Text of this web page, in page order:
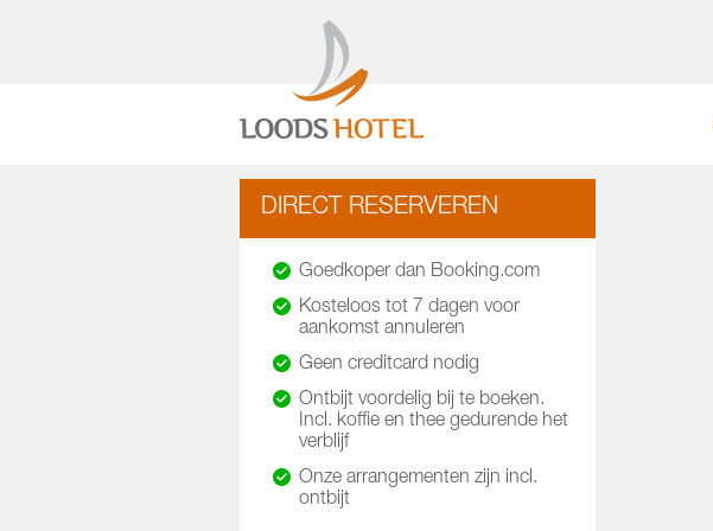
DIRECT RESERVEREN
Goedkoper dan Booking.com
Kosteloos tot 7 dagen voor
aankomst annuleren
Geen creditcard nodig
Ontbijt voordelig bij te boeken.
Incl. koffie en thee gedurende het
verblijf
Onze arrangementen zijn incl.
ontbijt